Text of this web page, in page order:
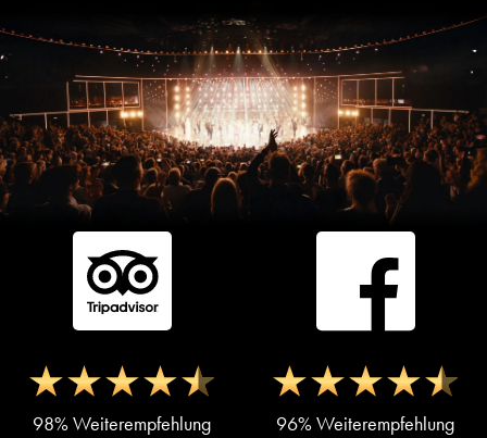
98% Weiterempfehlung 96% Weiterempfehlung